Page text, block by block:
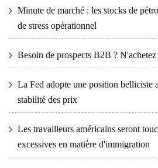
Minute de marché : les stocks de
de stress opérationnel
Besoin de prospects B2B ? N'achetez
La Fed adopte une position belliciste
stabilité des prix
Les travailleurs américains seront
excessives en matière d'immigration